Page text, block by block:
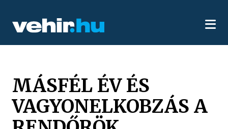
MÁSFÉL ÉV ÉS
VAGYONELKOBZÁS A